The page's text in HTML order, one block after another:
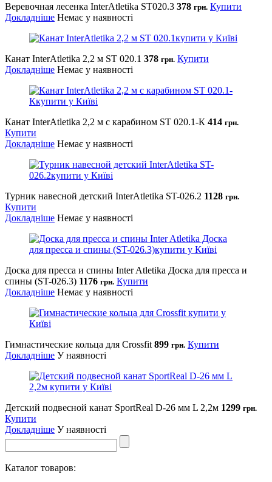
Веревочная лесенка InterAtletika SТ020.3 378 грн. Купити
Докладніше Немає у наявності
Канат InterAtletika 2,2 м SТ 020.1 378 грн. Купити
Докладніше Немає у наявності
Канат InterAtletika 2,2 м с карабином SТ 020.1-К 414 грн.
Купити
Докладніше Немає у наявності
Турник навесной детский InterAtletika ST-026.2 1128 грн.
Купити
Докладніше Немає у наявності
Доска для пресса и спины Inter Atletika Доска для пресса и
спины (ST-026.3) 1176 грн. Купити
Докладніше Немає у наявності
Гимнастические кольца для Crossfit 899 грн. Купити
Докладніше У наявності
Детский подвесной канат SportReal D-26 мм L 2,2м 1299 грн.
Купити
Докладніше У наявності
Каталог товаров: